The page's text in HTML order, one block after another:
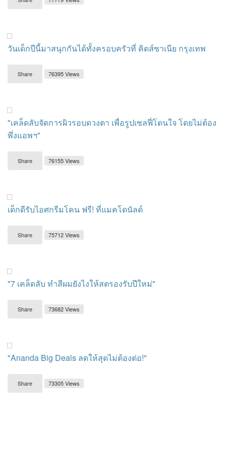
วันเด็กปีนี้มาสนุกกันได้ทั้งครอบครัวที่ คิดส์ซาเนีย กรุงเทพ
Share 76395 Views
"เคล็ดลับจัดการผิวรอบดวงตา เพื่อรูปเซลฟี่โดนใจ โดยไม่ต้อง
พึ่งแอพฯ"
Share 76155 Views
เด็กดีรับไอศกรีมโคน ฟรี! ที่แมคโดนัลด์
Share 75712 Views
"7 เคล็ดลับ ทำสีผมยังไงให้สตรองรับปีใหม่"
Share 73682 Views
"Ananda Big Deals ลดให้สุดไม่ต้องต่อ!"
Share 73305 Views